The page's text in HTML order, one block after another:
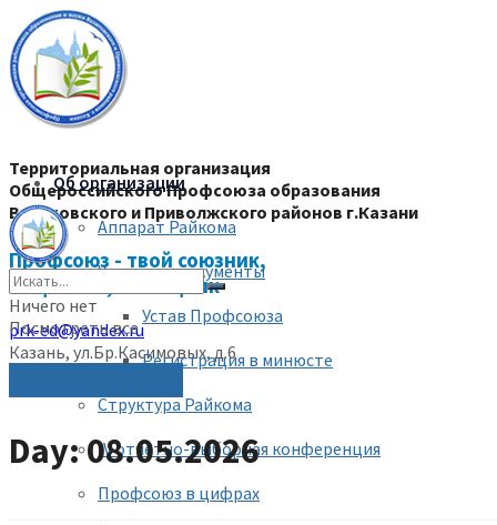
Территориальная организация
Общероссийского Профсоюза образования
Вахитовского и Приволжского районов г.Казани
Профсоюз - твой союзник,
защитник, помощник
prk-ed@yandex.ru
Казань, ул.Бр.Касимовых, д.6
Об организации
Аппарат Райкома
Уставные документы
Устав Профсоюза
Регистрация в минюсте
Структура Райкома
IV отчетно-выборная конференция
Профсоюз в цифрах
Ничего нет
Посмотреть все
Day: 08.05.2026